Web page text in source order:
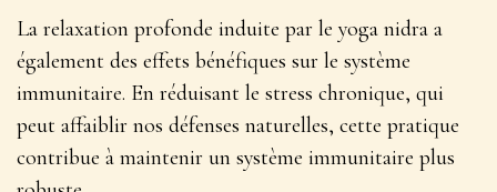
La relaxation profonde induite par le yoga nidra a
également des effets bénéfiques sur le système
immunitaire. En réduisant le stress chronique, qui
peut affaiblir nos défenses naturelles, cette pratique
contribue à maintenir un système immunitaire plus